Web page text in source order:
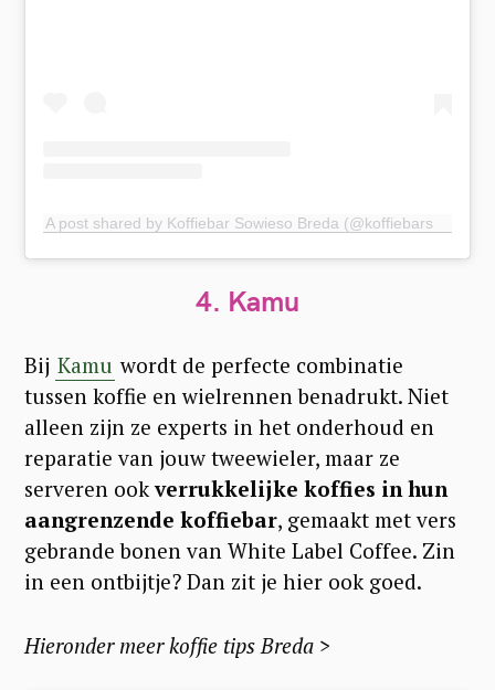
4. Kamu
Bij Kamu wordt de perfecte combinatie
tussen koffie en wielrennen benadrukt. Niet
alleen zijn ze experts in het onderhoud en
reparatie van jouw tweewieler, maar ze
serveren ookverrukkelijke koffies in hun
aangrenzende koffiebar, gemaakt met vers
gebrande bonen van White Label Coffee. Zin
in een ontbijtje? Dan zit je hier ook goed.
Hieronder meer koffie tips Breda >